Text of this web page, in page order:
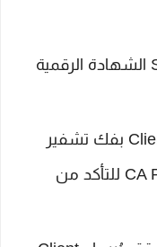
عرض الشهادة: يرسل Server الشهادة الرقمية
التحقق من الشهادة: يقوم Client بفك تشفير
Certificate باستخدام CA Public Key للتأكد من